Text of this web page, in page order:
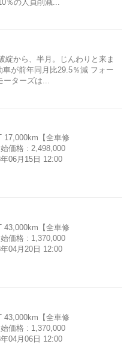
％の人員削減...
綻から、半月。じんわりと来ま
が前年同月比29.5％減 フォー
ターズは...
17,000km【全車修
価格 : 2,498,000
06月15日 12:00
43,000km【全車修
価格 : 1,370,000
04月20日 12:00
43,000km【全車修
価格 : 1,370,000
04月06日 12:00